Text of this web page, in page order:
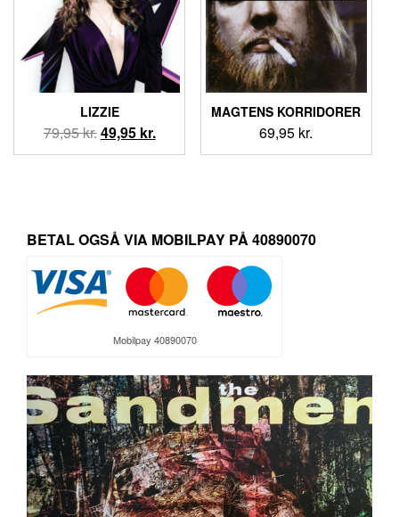
LIZZIE
79,95kr.Den
oprindelige
49,95 kr.Den
aktuelle
MAGTENS KORRIDORER
69,95 kr.
BETAL OGSÅ VIA MOBILPAY PÅ 40890070
Mobilpay 40890070